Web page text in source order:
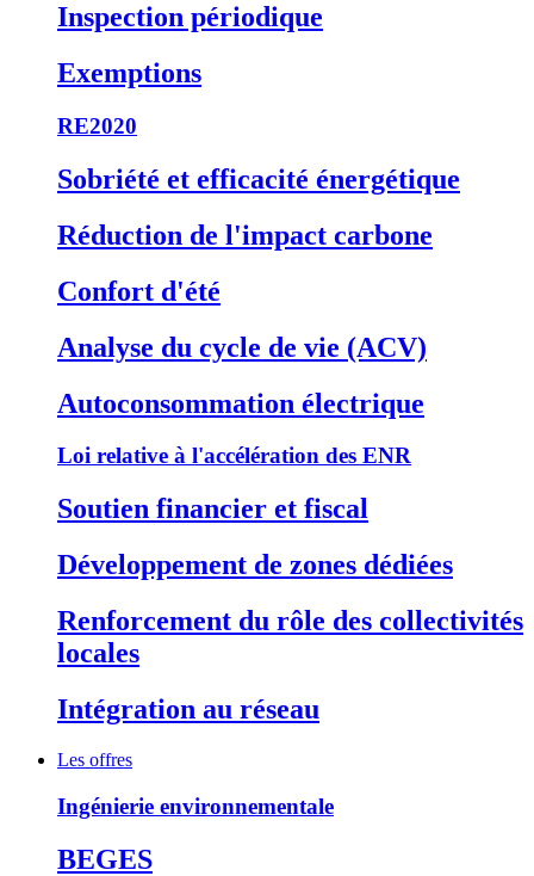
Inspection périodique
Exemptions
RE2020
Sobriété et efficacité énergétique
Réduction de l'impact carbone
Confort d'été
Analyse du cycle de vie (ACV)
Autoconsommation électrique
Loi relative à l'accélération des ENR
Soutien financier et fiscal
Développement de zones dédiées
Renforcement du rôle des collectivités
locales
Intégration au réseau
Les offres
Ingénierie environnementale
BEGES